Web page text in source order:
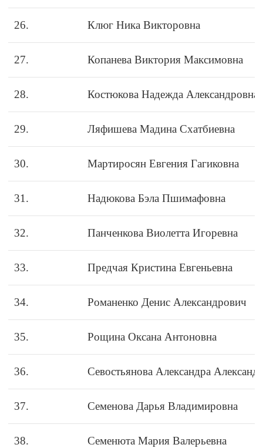
26. Клюг Ника Викторовна
27. Копанева Виктория Максимовна
28. Костюкова Надежда Александровна
29. Ляфишева Мадина Схатбиевна
30. Мартиросян Евгения Гагиковна
31. Надюкова Бэла Пшимафовна
32. Панченкова Виолетта Игоревна
33. Предчая Кристина Евгеньевна
34. Романенко Денис Александрович
35. Рощина Оксана Антоновна
36. Севостьянова Александра
37. Семенова Дарья Владимировна
38. Семенюта Мария Валерьевна